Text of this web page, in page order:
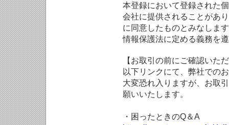
本登録において登録された
会社に提供されることがあ
に同意したものとみなしま
情報保護法に定める義務を
【お取引の前にご確認いた
以下リンクにて、弊社での
大変恐れ入りますが、お取
願いいたします。
・困ったときのQ＆A